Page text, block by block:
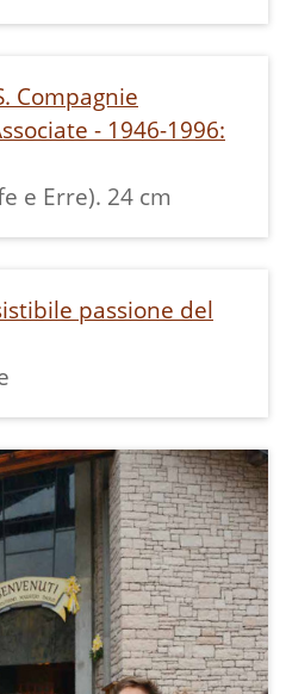
Compagnie
- 1946-1996:
e Erre). 24 cm
passione del